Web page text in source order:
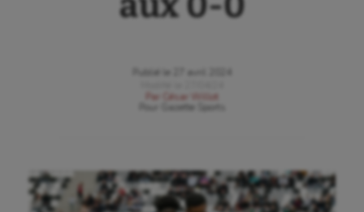
Publié le
27 avril 2024
Par
César Willot
Gazette Sports